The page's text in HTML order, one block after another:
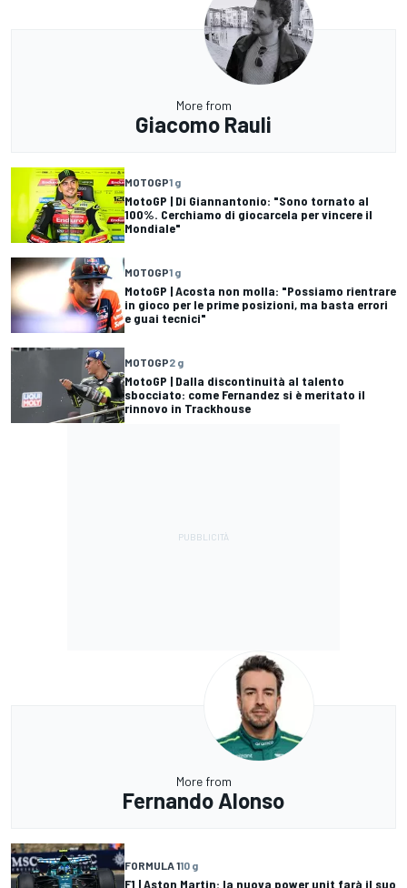
More from
Giacomo Rauli
MOTOGP1 g
MotoGP | Di Giannantonio: "Sono tornato al
100%. Cerchiamo di giocarcela per vincere il
Mondiale"
MOTOGP1 g
MotoGP | Acosta non molla: "Possiamo rientrare
in gioco per le prime posizioni, ma basta errori
e guai tecnici"
MOTOGP2 g
MotoGP | Dalla discontinuità al talento
sbocciato: come Fernandez si è meritato il
rinnovo in Trackhouse
More from
Fernando Alonso
FORMULA 110 g
F1 | Aston Martin: la nuova power unit farà il suo